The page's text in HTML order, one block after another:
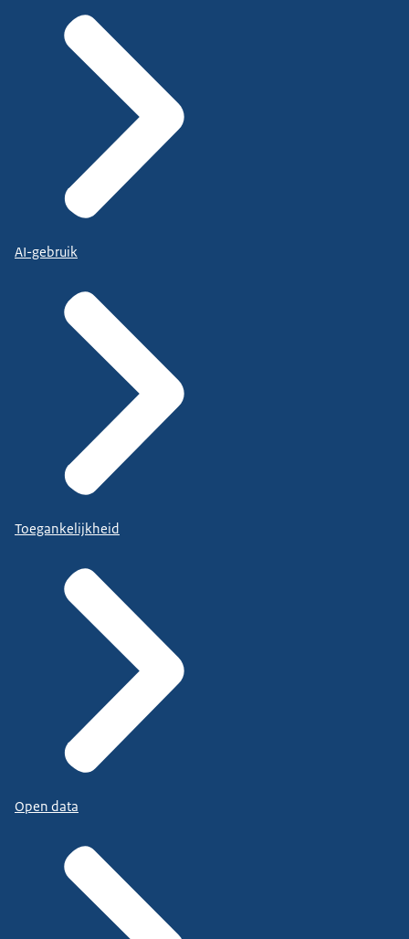
AI-gebruik
Toegankelijkheid
Open data